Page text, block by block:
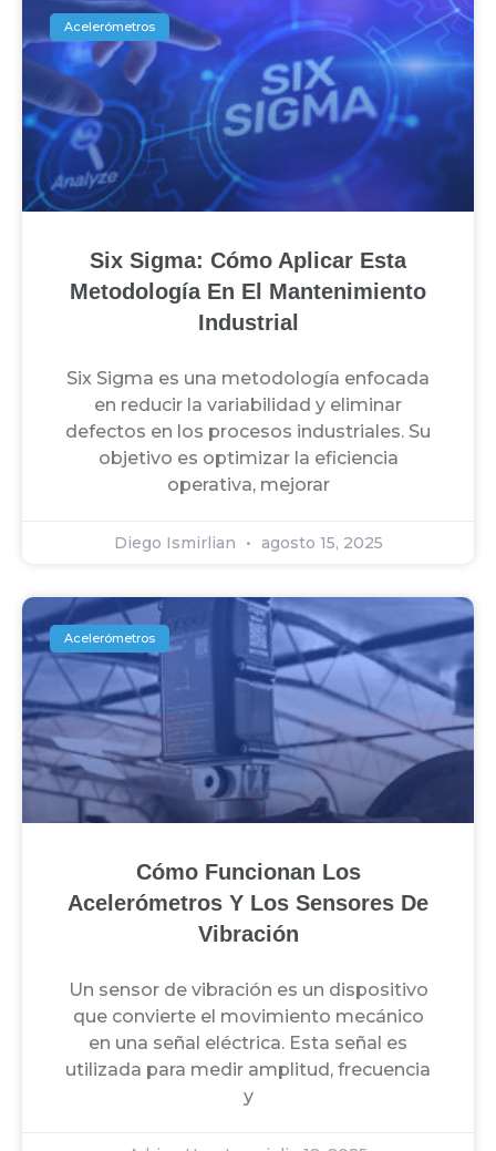
Acelerómetros
Six Sigma: Cómo Aplicar Esta
Metodología En El Mantenimiento
Industrial
Six Sigma es una metodología enfocada
en reducir la variabilidad y eliminar
defectos en los procesos industriales. Su
objetivo es optimizar la eficiencia
operativa, mejorar
Diego Ismirlian agosto 15, 2025
Acelerómetros
Cómo Funcionan Los
Acelerómetros Y Los Sensores De
Vibración
Un sensor de vibración es un dispositivo
que convierte el movimiento mecánico
en una señal eléctrica. Esta señal es
utilizada para medir amplitud, frecuencia
y